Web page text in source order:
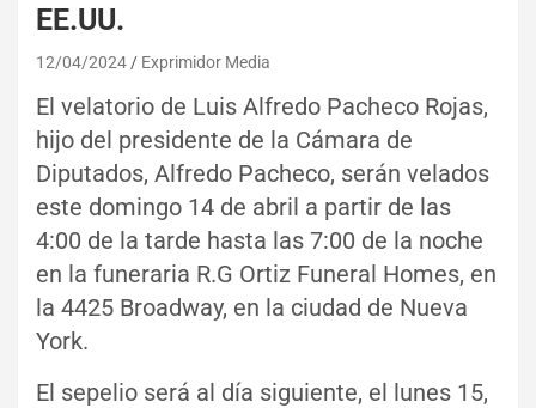
EE.UU.
12/04/2024 Exprimidor Media
El velatorio de Luis Alfredo Pacheco Rojas,
hijo del presidente de la Cámara de
Diputados, Alfredo Pacheco, serán velados
este domingo 14 de abril a partir de las
4:00 de la tarde hasta las 7:00 de la noche
en la funeraria R.G Ortiz Funeral Homes, en
la 4425 Broadway, en la ciudad de Nueva
York.
El sepelio será al día siguiente, el lunes 15,